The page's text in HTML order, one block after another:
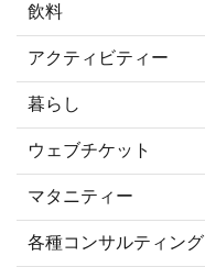
飲料
アクティビティー
暮らし
ウェブチケット
マタニティー
各種コンサルティング